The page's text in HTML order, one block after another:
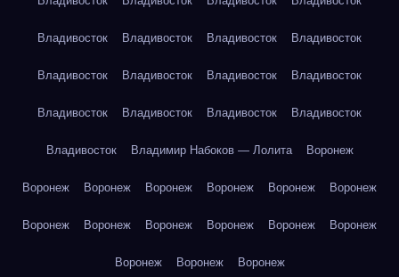
Владивосток Владивосток Владивосток Владивосток
Владивосток Владивосток Владивосток Владивосток
Владивосток Владивосток Владивосток Владивосток
Владивосток Владимир Набоков — Лолита Воронеж
Воронеж Воронеж Воронеж Воронеж Воронеж Воронеж
Воронеж Воронеж Воронеж Воронеж Воронеж Воронеж
Воронеж Воронеж Воронеж